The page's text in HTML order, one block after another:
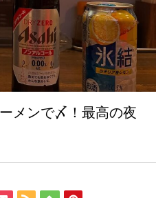
メンで〆！最高の夜